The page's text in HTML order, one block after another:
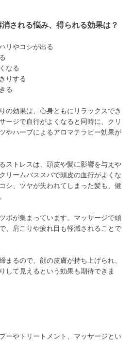
される悩み、得られる効果は？
リやコシが出る
なる
りする
る
の効果は、心身ともにリラックスでき
ージで血行がよくなると同時に、クリ
やハーブによるアロマテラピー効果が
ストレスは、頭皮や髪に影響を与えや
リームバススパで頭皮の血行がよくな
シ、ツヤが失われてしまった髪も、健
ボが集まっています。マッサージで頭
、肩こりや疲れ目も軽減されることで
まるので、顔の皮膚が持ち上げられ、
して見えるという効果も期待できま
ーやトリートメント、マッサージとい